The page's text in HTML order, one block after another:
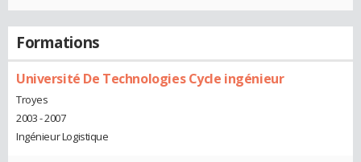
Formations
Université De Technologies Cycle ingénieur
Troyes
2003 - 2007
Ingénieur Logistique